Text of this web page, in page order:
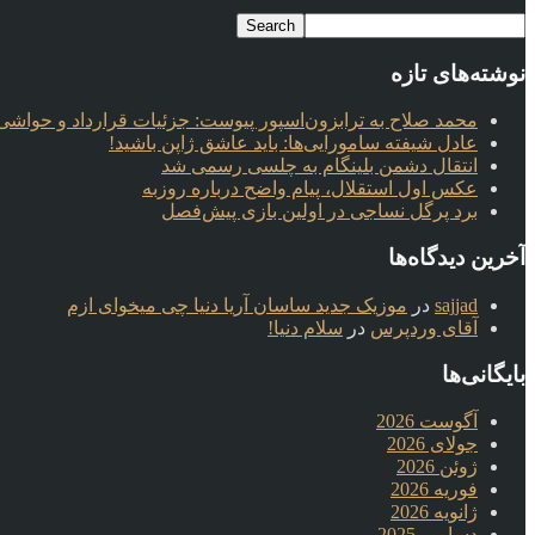
نوشته‌های تازه
محمد صلاح به ترابزون‌اسپور پیوست: جزئیات قرارداد و حواشی
عادل شیفته سامورایی‌ها: باید عاشق ژاپن باشید!
انتقال دشمن بلینگام به چلسی رسمی شد
عکس اول استقلال، پیام واضح درباره روزبه
برد پرگل نساجی در اولین بازی پیش‌فصل
آخرین دیدگاه‌ها
sajjad در موزیک جدید ساسان آریا دنیا چی میخوای ازم
آقای وردپرس در سلام دنیا!
بایگانی‌ها
آگوست 2026
جولای 2026
ژوئن 2026
فوریه 2026
ژانویه 2026